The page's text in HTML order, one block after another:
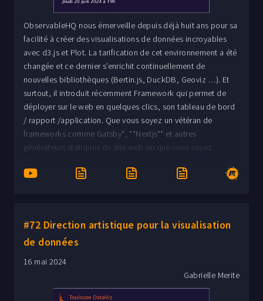
ObservableHQ nous émerveille depuis déjà huit ans pour sa
facilité à créer des visualisations de données incroyables
avec d3.js et Plot. La tarification de cet environnement a été
changée et ce dernier s’enrichit continuellement de
nouvelles bibliothèques (Bertin.js, DuckDB, Geoviz …). Et
surtout, il introduit récemment Framework qui permet de
déployer sur le web en quelques clics, son tableau de bord
/ rapport /application. Que vous soyez un vétéran de
frameworks comme Gatsby*, **Nextjs** et autres
générateurs statiques de site web ou que vous soyez
étonné de la simplicité et de l’élégance de la solution
les étapes à partir d’un classeur partagé en séance. Si vous
voulez venir avec votre machine pour faire vous-même, vous
#72 Direction artistique pour la visualisation
de données
16 mai 2024
Gabrielle Merite